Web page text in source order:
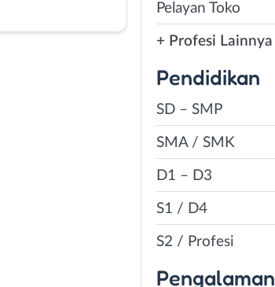
Pelayan Toko
+ Profesi Lainnya
Pendidikan
SD – SMP
SMA / SMK
D1 – D3
S1 / D4
S2 / Profesi
Pengalaman